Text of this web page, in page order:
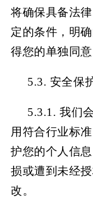
将确保具备法
定的条件，明
得您的单独同意
5.3. 安全保
5.3.1. 我们
用符合行业标
护您的个人信
损或遭到未经
改。